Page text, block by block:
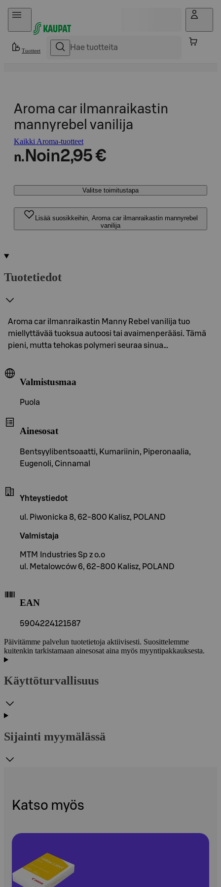
Hyppää sisältöön
Tuotteet
Aroma car ilmanraikastin
mannyrebel vanilija
Kaikki Aroma-tuotteet
n. Noin2,95 €
Valitse toimitustapa
Lisää suosikkeihin, Aroma car ilmanraikastin mannyrebel
vanilija
Tuotetiedot
Aroma car ilmanraikastin Manny Rebel vanilija tuo
miellyttävää tuoksua autoosi tai avaimenperääsi. Tämä
pieni, mutta tehokas polymeri seuraa sinua…
Valmistusmaa
Puola
Ainesosat
Bentsyylibentsoaatti, Kumariinin, Piperonaalia,
Eugenoli, Cinnamal
Yhteystiedot
ul. Piwonicka 8, 62-800 Kalisz, POLAND
Valmistaja
MTM Industries Sp z o.o
ul. Metalowców 6, 62-800 Kalisz, POLAND
EAN
5904224121587
Päivitämme palvelun tuotetietoja aktiivisesti. Suosittelemme
kuitenkin tarkistamaan ainesosat aina myös myyntipakkauksesta.
Käyttöturvallisuus
Sijainti myymälässä
Katso myös